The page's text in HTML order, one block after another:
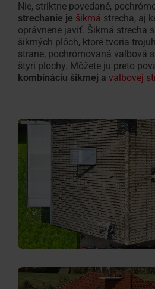
Nie, striktne povedané,
strechanie je šikmá strecha, aj
oprávnene javiť. Šikmá strecha
šikmých plôch, ktoré tvoria
strane, pochrómovaná valbová
štyri plochy. Môžete ju preto
kombináciu šikmej a valbovej